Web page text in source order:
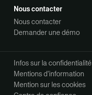
Nous contacter
Nous contacter
Demander une démo
Infos sur la confidentialité
Mentions d’information
Mention sur les cookies